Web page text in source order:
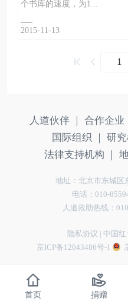
个书库的速度，为1...
2015-11-13
人道伙伴 ｜ 合作企业
国际组织 ｜
研究
法律支持机构 ｜
地址：北京市东城区
电话：010-
人道救助热线：
隐私协议 | 中国
京ICP备12043486号-1
首页 捐赠